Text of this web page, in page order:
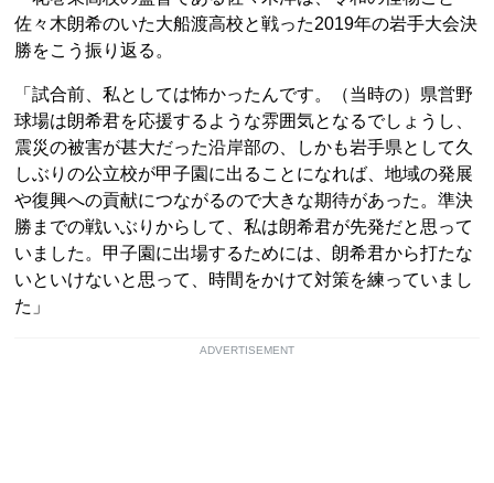
佐々木朗希のいた大船渡高校と戦った2019年の岩手大会決
勝をこう振り返る。
「試合前、私としては怖かったんです。（当時の）県営野
球場は朗希君を応援するような雰囲気となるでしょうし、
震災の被害が甚大だった沿岸部の、しかも岩手県として久
しぶりの公立校が甲子園に出ることになれば、地域の発展
や復興への貢献につながるので大きな期待があった。準決
勝までの戦いぶりからして、私は朗希君が先発だと思って
いました。甲子園に出場するためには、朗希君から打たな
いといけないと思って、時間をかけて対策を練っていまし
た」
ADVERTISEMENT